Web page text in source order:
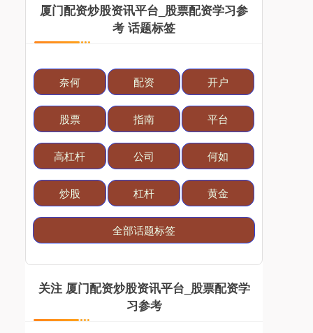
厦门配资炒股资讯平台_股票配资学习参
考 话题标签
奈何 配资 开户
股票 指南 平台
高杠杆 公司 何如
炒股 杠杆 黄金
全部话题标签
关注 厦门配资炒股资讯平台_股票配资学
习参考